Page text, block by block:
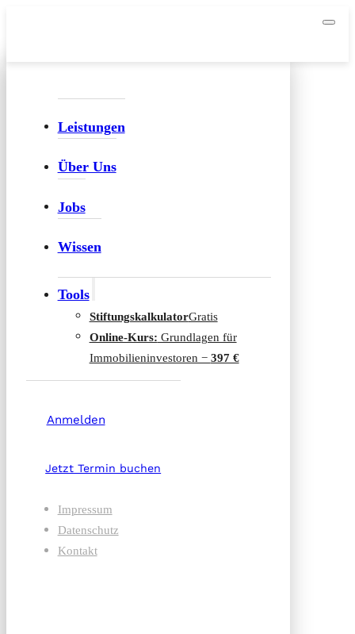
Leistungen
Über Uns
Jobs
Wissen
Tools
StiftungskalkulatorGratis
Online-Kurs: Grundlagen für
Immobilien­investoren − 397 €
Anmelden
Jetzt Termin buchen
Impressum
Datenschutz
Kontakt